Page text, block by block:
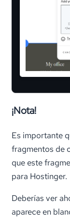
¡Nota!
Es importante
fragmentos de
que este
para Hostinger.
Deberías ver
aparece en